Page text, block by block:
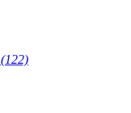
(122)